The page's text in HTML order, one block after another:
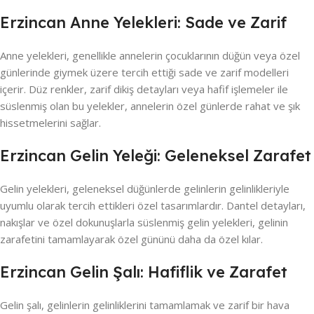
Erzincan Anne Yelekleri: Sade ve Zarif
Anne yelekleri, genellikle annelerin çocuklarının düğün veya özel
günlerinde giymek üzere tercih ettiği sade ve zarif modelleri
içerir. Düz renkler, zarif dikiş detayları veya hafif işlemeler ile
süslenmiş olan bu yelekler, annelerin özel günlerde rahat ve şık
hissetmelerini sağlar.
Erzincan Gelin Yeleği: Geleneksel Zarafet
Gelin yelekleri, geleneksel düğünlerde gelinlerin gelinlikleriyle
uyumlu olarak tercih ettikleri özel tasarımlardır. Dantel detayları,
nakışlar ve özel dokunuşlarla süslenmiş gelin yelekleri, gelinin
zarafetini tamamlayarak özel gününü daha da özel kılar.
Erzincan Gelin Şalı: Hafiflik ve Zarafet
Gelin şalı, gelinlerin gelinliklerini tamamlamak ve zarif bir hava